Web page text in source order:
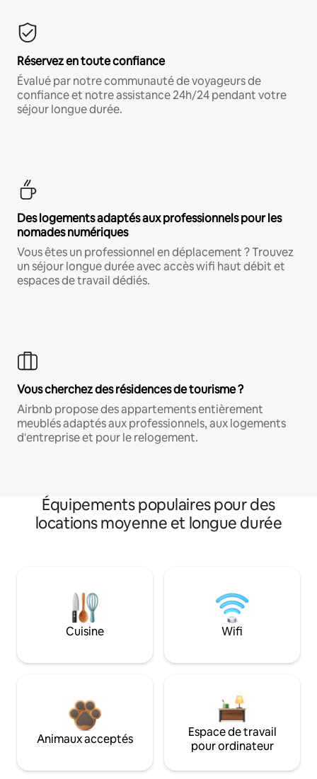
Réservez en toute confiance
Évalué par notre communauté de voyageurs de
confiance et notre assistance 24h/24 pendant votre
séjour longue durée.
Des logements adaptés aux professionnels pour les
nomades numériques
Vous êtes un professionnel en déplacement ? Trouvez
un séjour longue durée avec accès wifi haut débit et
espaces de travail dédiés.
Vous cherchez des résidences de tourisme ?
Airbnb propose des appartements entièrement
meublés adaptés aux professionnels, aux logements
d'entreprise et pour le relogement.
Équipements populaires pour des
locations moyenne et longue durée
Cuisine Wifi
Animaux acceptés
Espace de travail
pour ordinateur